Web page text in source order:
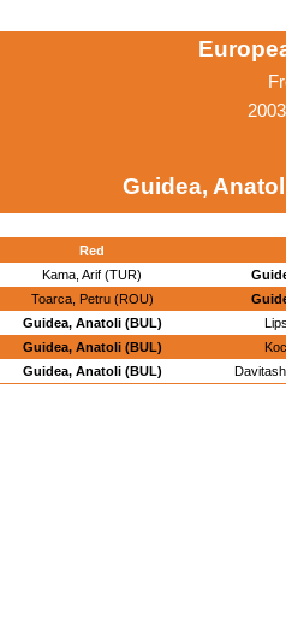
Guidea,
Red
Kama, Arif (TUR)
Toarca, Petru (ROU)
Guidea, Anatoli (BUL)
Guidea, Anatoli (BUL)
Guidea, Anatoli (BUL)